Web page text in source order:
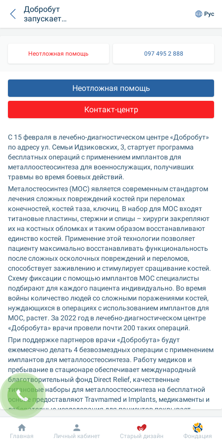
Добробут
запускает
программу
военных со
сложными
Рус
Неотложная помощь 097 495 2 888
Неотложная помощь
Контакт-центр
С 15 февраля в лечебно-диагностическом центре «Добробут»
по адресу ул. Семьи Идзиковских, 3, стартует программа
бесплатных операций с применением имплантов для
металлоостеосинтеза для военнослужащих, получивших
травмы во время боевых действий.
Металостеосинтез (МОС) является современным стандартом
лечения сложных повреждений костей при переломах
конечностей, костей таза, ключиц. В набор для МОС входят
титановые пластины, стержни и спицы – хирурги закрепляют
их на костных обломках и таким образом восстанавливают
единство костей. Применение этой технологии позволяет
пациенту максимально восстанавливать функциональность
после сложных осколочных повреждений и переломов,
способствует заживлению и стимулирует сращивание костей.
Схему фиксации с помощью имплантов МОС специалисты
подбирают для каждого пациента индивидуально. Во время
войны количество людей со сложными поражениями костей,
нуждающихся в операциях с использованием имплантов для
МОС, растет. За 2022 год в лечебно-диагностическом центре
«Добробута» врачи провели почти 200 таких операций.
При поддержке партнеров врачи «Добробута» будут
ежемесячно делать 4 безвозмездных операции с применением
имплантов для металлоостеосинтеза. Работу медиков и
пребывание в стационаре обеспечивает международный
благотворительный фонд Direct Relief, качественные
титановые наборы для металлоостеосинтеза на бесплатной
основе предоставляют Travmamed и Implants, медикаменты и
лабораторные исследования для пациентов покрывает
благотворительный фонд «Фундация Добробут». Программа
проходит до 20 июня 2023 года.
Программа рассчитана на военнослужащих, мобилизованных
Добробут Информация Пациенту
Главная Личный кабинет Старый дизайн Фондация